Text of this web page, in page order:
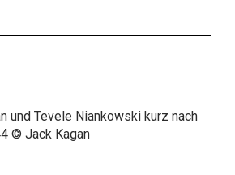
und Tevele Niankowski kurz nach
© Jack Kagan